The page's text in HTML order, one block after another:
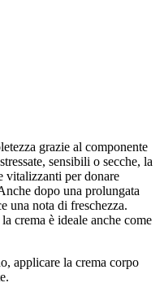
grazie al componente
sensibili o secche, la
vitalizzanti per donare
dopo una prolungata
una nota di freschezza.
crema è ideale anche come
applicare la crema corpo